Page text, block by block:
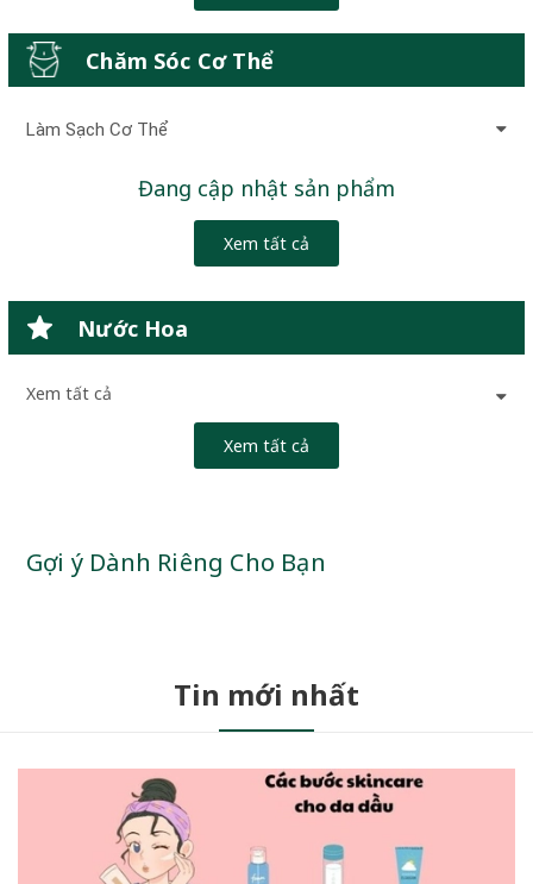
Chăm Sóc Cơ Thể
Làm Sạch Cơ Thể
Đang cập nhật sản phẩm
Xem tất cả
Nước Hoa
Xem tất cả
Xem tất cả
Gợi ý Dành Riêng Cho Bạn
Tin mới nhất